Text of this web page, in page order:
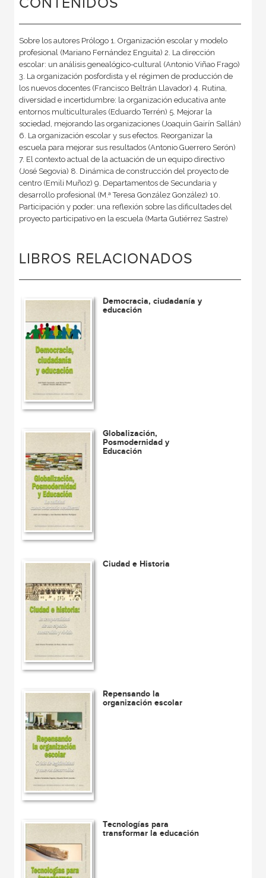
Sobre los autores Prólogo 1. Organización escolar y modelo
profesional (Mariano Fernández Enguita) 2. La dirección
escolar: un análisis genealógico-cultural (Antonio Viñao Frago)
3. La organización posfordista y el régimen de producción de
los nuevos docentes (Francisco Beltrán Llavador) 4. Rutina,
diversidad e incertidumbre: la organización educativa ante
entornos multiculturales (Eduardo Terrén) 5. Mejorar la
sociedad, mejorando las organizaciones (Joaquín Gairín Sallán)
6. La organización escolar y sus efectos. Reorganizar la
escuela para mejorar sus resultados (Antonio Guerrero Serón)
7. El contexto actual de la actuación de un equipo directivo
(José Segovia) 8. Dinámica de construcción del proyecto de
centro (Emili Muñoz) 9. Departamentos de Secundaria y
desarrollo profesional (M.ª Teresa González González) 10.
Participación y poder: una reflexión sobre las dificultades del
proyecto participativo en la escuela (Marta Gutiérrez Sastre)
LIBROS RELACIONADOS
Democracia, ciudadanía y
educación
Globalización,
Posmodernidad y
Educación
Ciudad e Historia
Repensando la
organización escolar
Tecnologías para
transformar la educación